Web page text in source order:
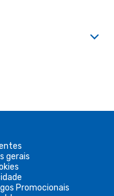
gerais
Promocionais